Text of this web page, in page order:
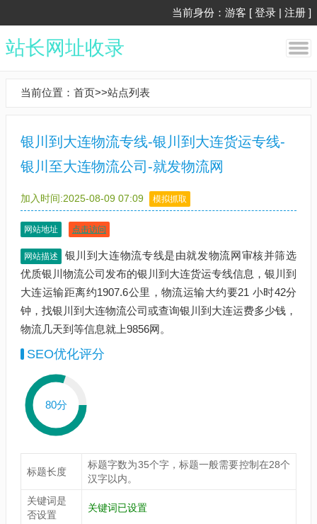
当前身份：游客 [ 登录 | 注册 ]
站长网址收录
当前位置： 首页>>站点列表
银川到大连物流专线-银川到大连货运专线-
银川至大连物流公司-就发物流网
加入时间:2025-08-09 07:09 模拟抓取
网站地址 点击访问
网站描述
银川到大连物流专线是由就发物流网审核并筛选
优质银川物流公司发布的银川到大连货运专线信息，银川到
大连运输距离约1907.6公里，物流运输大约要21 小时42分
钟，找银川到大连物流公司或查询银川到大连运费多少钱，
物流几天到等信息就上9856网。
SEO优化评分
80分
标题长度
标题字数为35个字，标题一般需要控制在28个
汉字以内。
关键词是
否设置
关键词已设置